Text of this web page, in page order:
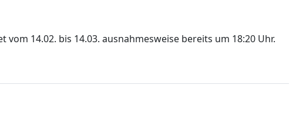
14.02. bis 14.03. ausnahmesweise bereits um 18:20 Uhr.